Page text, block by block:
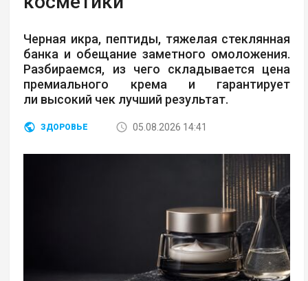
Черная икра, пептиды, тяжелая стеклянная
банка и обещание заметного омоложения.
Разбираемся, из чего складывается цена
премиального крема и гарантирует
ли высокий чек лучший результат.
ЗДОРОВЬЕ 05.08.2026 14:41